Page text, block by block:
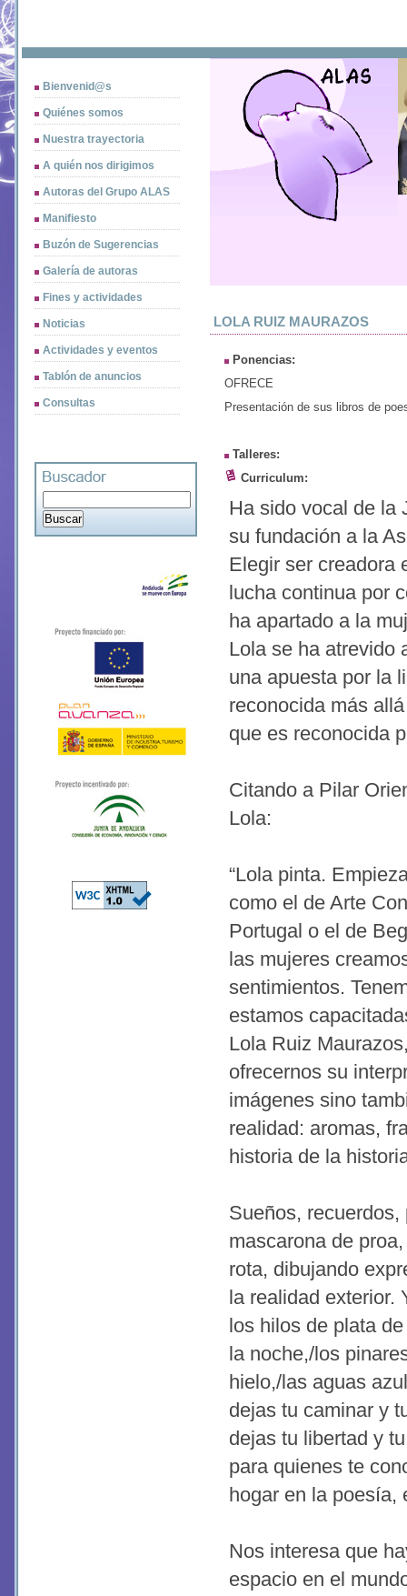
Bienvenid@s
Quiénes somos
Nuestra trayectoria
A quién nos dirigimos
Autoras del Grupo ALAS
Manifiesto
Buzón de Sugerencias
Galería de autoras
Fines y actividades
Noticias
Actividades y eventos
Tablón de anuncios
Consultas
LOLA RUIZ MAURAZOS
Ponencias:
OFRECE
Presentación de sus libros de
Talleres:
Curriculum:
Ha sido vocal de la
su fundación a la
Elegir ser creadora
lucha continua por
ha apartado a la
Lola se ha atrevido
una apuesta por la
reconocida más
que es reconocida
Citando a Pilar
Lola:
“Lola pinta.
como el de Arte
Portugal o el de
las mujeres
sentimientos.
estamos
Lola Ruiz
ofrecernos su
imágenes sino
realidad: aromas,
historia de la
Sueños,
mascarona de
rota, dibujando
la realidad
los hilos de plata
la noche,/los
hielo,/las aguas
dejas tu caminar y
dejas tu libertad y
para quienes te
hogar en la poesía,
Nos interesa que
espacio en el